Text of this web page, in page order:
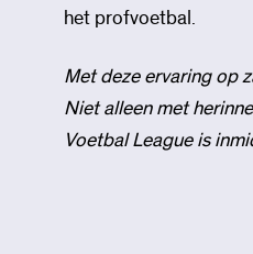
het profvoetbal.
Met deze ervaring op
Niet alleen met
Voetbal League is